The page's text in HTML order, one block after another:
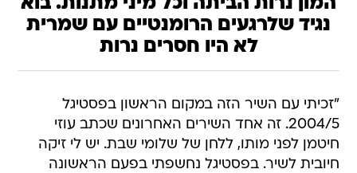
המון נרות הביתה וכל מיני מתנות. בוא
נגיד שלרגעים הרומנטיים עם שמרית
לא היו חסרים נרות
"זכיתי עם השיר הזה במקום הראשון בפסטיגל
2004/5. זה אחד השירים האחרונים שכתב עוזי
חיטמן לפני מותו, ללחן של שלומי שבת. יש לי זיקה
חיובית לשיר. בפסטיגל נחשפתי בפעם הראשונה